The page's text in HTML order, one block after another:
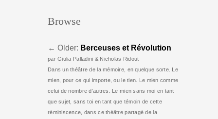
Browse
← Older: Berceuses et Révolution
par Giulia Palladini & Nicholas Ridout
Dans un théâtre de la mémoire, en quelque sorte. Le
mien, pour ce qui importe, ou le tien. Le mien comme
celui de nombre d’autres. Le mien sans moi en tant
que sujet, sans toi en tant que témoin de cette
réminiscence, dans ce théâtre partagé de la